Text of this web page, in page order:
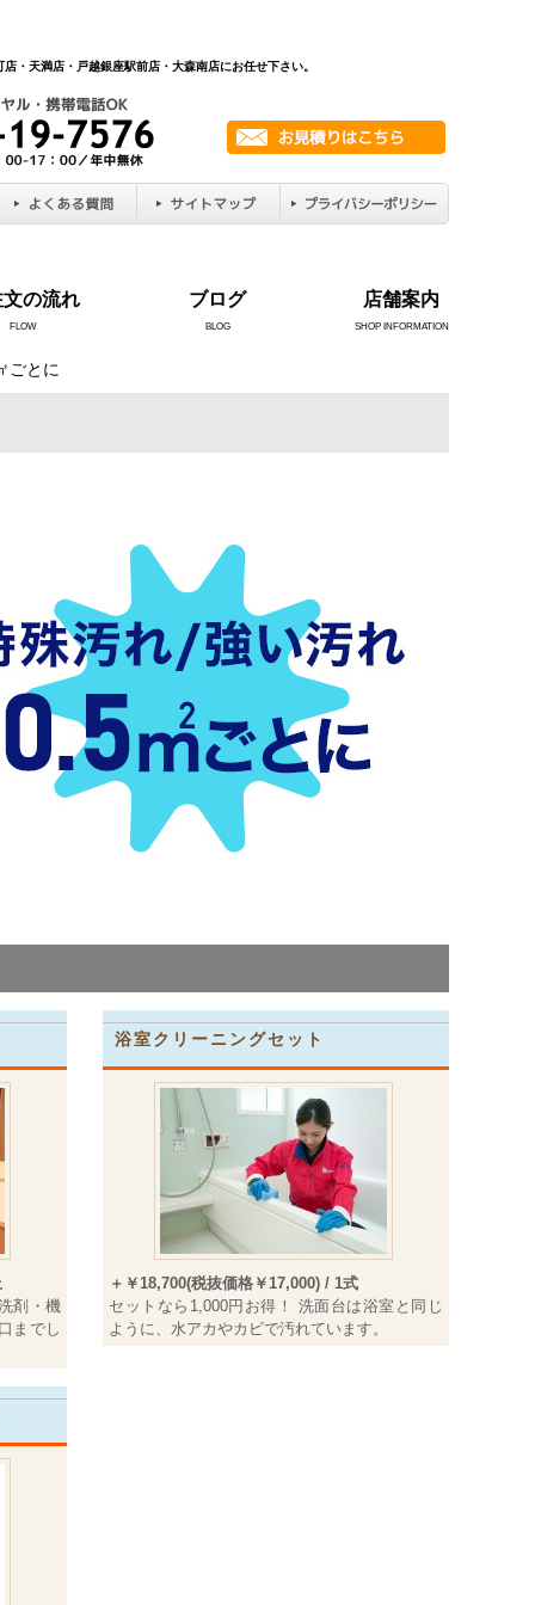
・天満店・戸越銀座駅前店・大森南店にお任せ下さい。
文の流れ
FLOW
ブログ
BLOG
店舗案内
SHOP INFORMATION
ごとに
剤・機
までし
浴室クリーニングセット
＋￥18,700(税抜価格￥17,000) / 1式
セットなら1,000円お得！ 洗面台は浴室と同じ
ように、水アカやカビで汚れています。